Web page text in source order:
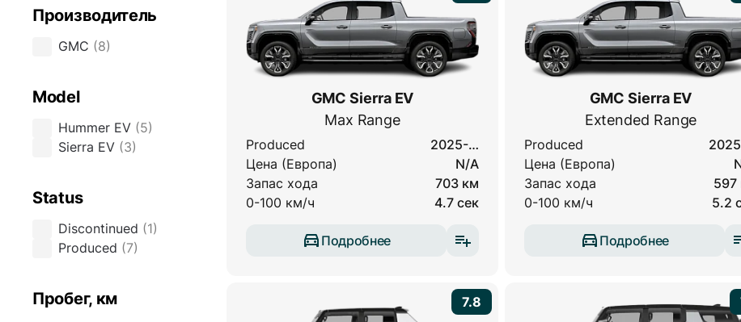
Производитель
GMC (8)
Model
Hummer EV (5)
Sierra EV (3)
Status
Discontinued (1)
Produced (7)
Пробег, км
GMC Sierra EV
Max Range
Produced
2025-…
Цена (Европа)
N/A
Запас хода
703 км
0-100 км/ч
4.7 сек
Подробнее
GMC Sierra EV
Extended Range
Produced
Цена (Европа)
Запас хода
597
0-100 км/ч
5.2
Подробнее
7.8